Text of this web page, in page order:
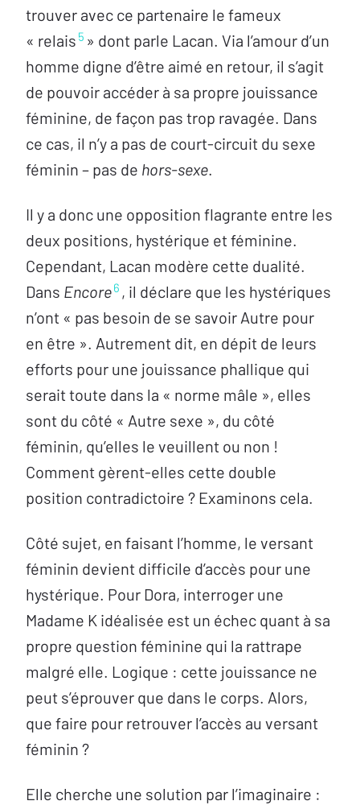
trouver avec ce partenaire le fameux
« relais 5 » dont parle Lacan. Via l’amour d’un
homme digne d’être aimé en retour, il s’agit
de pouvoir accéder à sa propre jouissance
féminine, de façon pas trop ravagée. Dans
ce cas, il n’y a pas de court-circuit du sexe
féminin – pas de hors-sexe.
Il y a donc une opposition flagrante entre les
deux positions, hystérique et féminine.
Cependant, Lacan modère cette dualité.
Dans Encore6 , il déclare que les hystériques
n’ont « pas besoin de se savoir Autre pour
en être ». Autrement dit, en dépit de leurs
efforts pour une jouissance phallique qui
serait toute dans la « norme mâle », elles
sont du côté « Autre sexe », du côté
féminin, qu’elles le veuillent ou non !
Comment gèrent-elles cette double
position contradictoire ? Examinons cela.
Côté sujet, en faisant l’homme, le versant
féminin devient difficile d’accès pour une
hystérique. Pour Dora, interroger une
Madame K idéalisée est un échec quant à sa
propre question féminine qui la rattrape
malgré elle. Logique : cette jouissance ne
peut s’éprouver que dans le corps. Alors,
que faire pour retrouver l’accès au versant
féminin ?
Elle cherche une solution par l’imaginaire :